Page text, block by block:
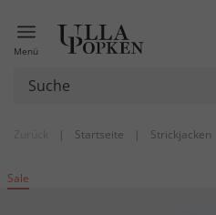
Menü
| Startseite | Strickjacken
Sale